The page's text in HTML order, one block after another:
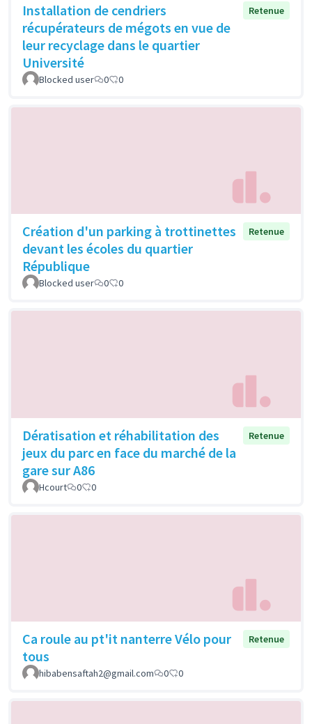
Installation de cendriers
récupérateurs de mégots en vue de
leur recyclage dans le quartier
Université
Retenue
Blocked user 0 0
Création d'un parking à trottinettes
devant les écoles du quartier
République
Retenue
Blocked user 0 0
Dératisation et réhabilitation des
jeux du parc en face du marché de la
gare sur A86
Retenue
Hcourt 0 0
Ca roule au pt'it nanterre Vélo pour
tous
Retenue
hibabensaftah2@gmail.com 0 0